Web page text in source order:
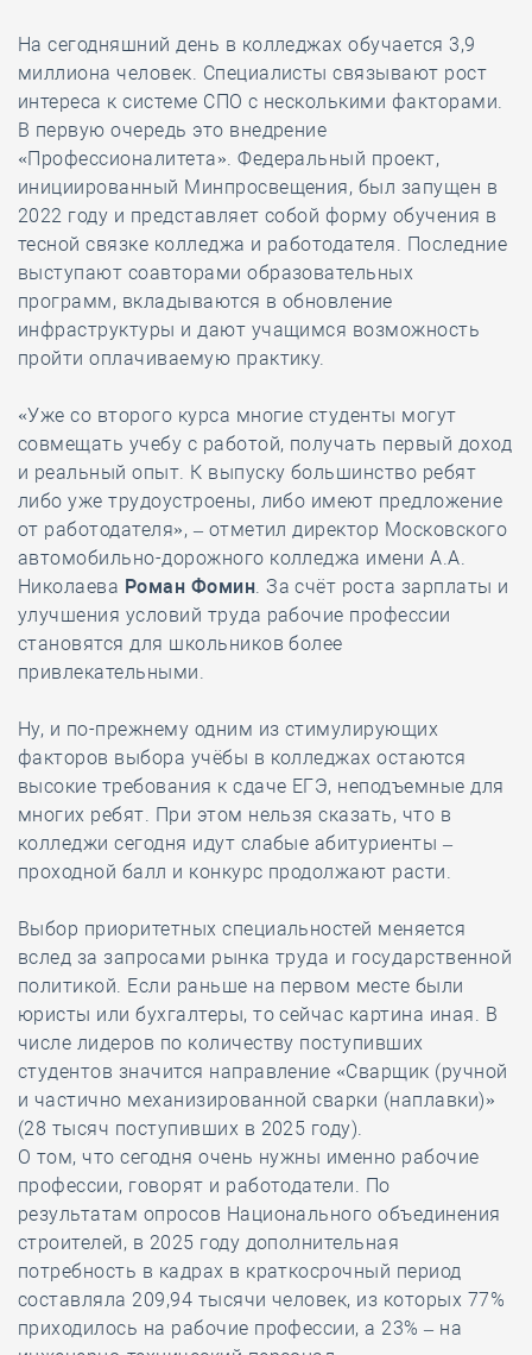
На сегодняшний день в колледжах обучается 3,9
миллиона человек. Специалисты связывают рост
интереса к системе СПО с несколькими факторами.
В первую очередь это внедрение
«Профессионалитета». Федеральный проект,
инициированный Минпросвещения, был запущен в
2022 году и представляет собой форму обучения в
тесной связке колледжа и работодателя. Последние
выступают соавторами образовательных
программ, вкладываются в обновление
инфраструктуры и дают учащимся возможность
пройти оплачиваемую практику.
«Уже со второго курса многие студенты могут
совмещать учебу с работой, получать первый доход
и реальный опыт. К выпуску большинство ребят
либо уже трудоустроены, либо имеют предложение
от работодателя», – отметил директор Московского
автомобильно-дорожного колледжа имени А.А.
Николаева Роман Фомин . За счёт роста зарплаты и
улучшения условий труда рабочие профессии
становятся для школьников более
привлекательными.
Ну, и по-прежнему одним из стимулирующих
факторов выбора учёбы в колледжах остаются
высокие требования к сдаче ЕГЭ, неподъемные для
многих ребят. При этом нельзя сказать, что в
колледжи сегодня идут слабые абитуриенты –
проходной балл и конкурс продолжают расти.
Выбор приоритетных специальностей меняется
вслед за запросами рынка труда и государственной
политикой. Если раньше на первом месте были
юристы или бухгалтеры, то сейчас картина иная. В
числе лидеров по количеству поступивших
студентов значится направление «Сварщик (ручной
и частично механизированной сварки (наплавки)»
(28 тысяч поступивших в 2025 году).
О том, что сегодня очень нужны именно рабочие
профессии, говорят и работодатели. По
результатам опросов Национального объединения
строителей, в 2025 году дополнительная
потребность в кадрах в краткосрочный период
составляла 209,94 тысячи человек, из которых 77%
приходилось на рабочие профессии, а 23% – на